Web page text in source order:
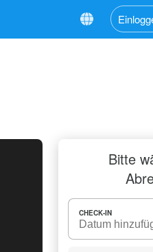
Bitte
CHECK-IN